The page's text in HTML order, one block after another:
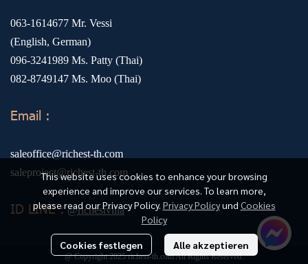
This website uses cookies to enhance your browsing
experience and improve our services. To learn more,
please read our Privacy Policy. Privacy Policyund Cookies
Policy
Cookies festlegen Alle akzeptieren
063-1614677 Mr. Vessi
(English, German)
096-3241989 Ms. Patty (Thai)
082-8749147 Ms. Moo (Thai)
Email :
saleoffice@richest-th.com
saleproject@richest-th.com
ID LINE : @richestvilla
@ Copyright 2025 richest-th.com All Rights Reserved.